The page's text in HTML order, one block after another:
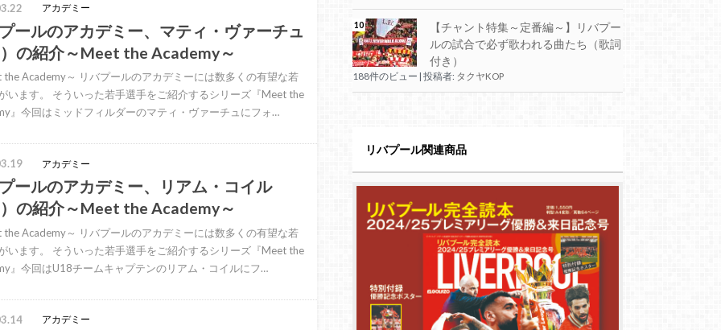
アカデミー
ールのアカデミー、マティ・ヴァーチュ
の紹介～Meet the Academy～
the Academy～ リバプールのアカデミーには数多くの有望な若
います。 そういった若手選手をご紹介するシリーズ『Meet the
』今回はミッドフィルダーのマティ・ヴァーチュにフォ…
アカデミー
ールのアカデミー、リアム・コイル
の紹介～Meet the Academy～
the Academy～ リバプールのアカデミーには数多くの有望な若
います。 そういった若手選手をご紹介するシリーズ『Meet the
』今回はU18チームキャプテンのリアム・コイルにフ…
アカデミー
【チャント特集～定番編～】リバプー
ルの試合で必ず歌われる曲たち（歌詞
付き）
188件のビュー 投稿者: タクヤKOP
リバプール関連商品